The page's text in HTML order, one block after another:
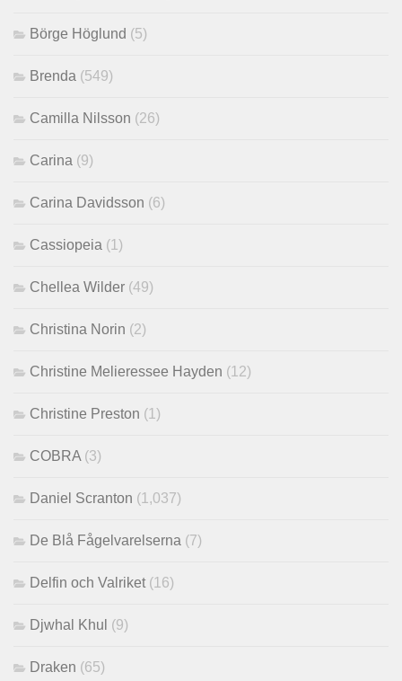
Börge Höglund (5)
Brenda (549)
Camilla Nilsson (26)
Carina (9)
Carina Davidsson (6)
Cassiopeia (1)
Chellea Wilder (49)
Christina Norin (2)
Christine Melieressee Hayden (12)
Christine Preston (1)
COBRA (3)
Daniel Scranton (1,037)
De Blå Fågelvarelserna (7)
Delfin och Valriket (16)
Djwhal Khul (9)
Draken (65)